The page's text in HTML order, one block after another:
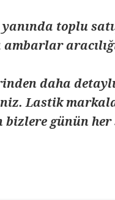
toplu
ambarlar
daha
Lastik
günün